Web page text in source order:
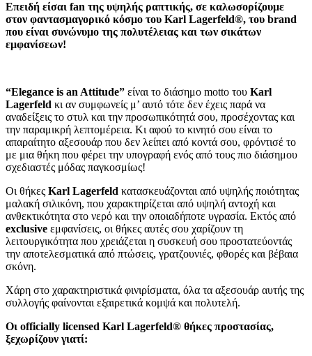
Επειδή είσαι fan της υψηλής ραπτικής, σε καλωσορίζουμε
στον φαντασμαγορικό κόσμο του Karl Lagerfeld®, του brand
που είναι συνώνυμο της πολυτέλειας και των σικάτων
εμφανίσεων!
“Elegance is an Attitude” είναι το διάσημο motto του Karl
Lagerfeld κι αν συμφωνείς μ’ αυτό τότε δεν έχεις παρά να
αναδείξεις το στυλ και την προσωπικότητά σου, προσέχοντας και
την παραμικρή λεπτομέρεια. Κι αφού το κινητό σου είναι το
απαραίτητο αξεσουάρ που δεν λείπει από κοντά σου, φρόντισέ το
με μια θήκη που φέρει την υπογραφή ενός από τους πιο διάσημου
σχεδιαστές μόδας παγκοσμίως!
Οι θήκες Karl Lagerfeld κατασκευάζονται από υψηλής ποιότητας
μαλακή σιλικόνη, που χαρακτηρίζεται από υψηλή αντοχή και
ανθεκτικότητα στο νερό και την οποιαδήποτε υγρασία. Εκτός από
exclusive εμφανίσεις, οι θήκες αυτές σου χαρίζουν τη
λειτουργικότητα που χρειάζεται η συσκευή σου προστατεύοντάς
την αποτελεσματικά από πτώσεις, γρατζουνιές, φθορές και βέβαια
σκόνη.
Χάρη στο χαρακτηριστικά φινιρίσματα, όλα τα αξεσουάρ αυτής της
συλλογής φαίνονται εξαιρετικά κομψά και πολυτελή.
Οι officially licensed Karl Lagerfeld® θήκες προστασίας,
ξεχωρίζουν γιατί: